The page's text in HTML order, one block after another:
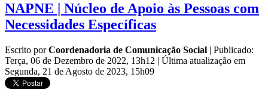
NAPNE | Núcleo de Apoio às Pessoas com
Necessidades Específicas
Escrito porCoordenadoria de Comunicação Social | Publicado:
Terça, 06 de Dezembro de 2022, 13h12 | Última atualização em
Segunda, 21 de Agosto de 2023, 15h09